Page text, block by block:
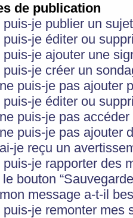
de publication
puis-je publier un
puis-je éditer ou
puis-je ajouter une
puis-je créer un
puis-je pas ajouter
puis-je éditer ou
puis-je pas
puis-je pas ajouter
je reçu un
puis-je rapporter des
le bouton
message a-t-il
puis-je remonter mes